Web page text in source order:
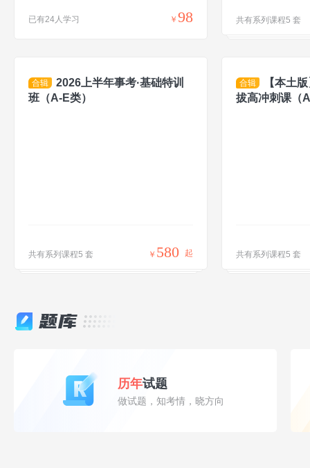
已有24人学习 ￥ 98 共有系列课程5 套
合辑
2026上半年事考·基础特训
班（A-E类）
共有系列课程5 套 ￥ 580 起
合辑
【本土
拔高冲刺课（
共有系列课程5 套
题库
历年试题
做试题，知考情，晓方向